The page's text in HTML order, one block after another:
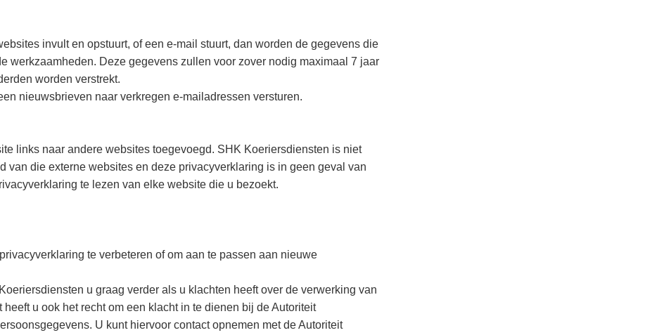
invult en opstuurt, of een e-mail stuurt, dan worden de gegevens die
werkzaamheden. Deze gegevens zullen voor zover nodig maximaal 7 jaar
worden verstrekt.
nieuwsbrieven naar verkregen e-mailadressen versturen.
links naar andere websites toegevoegd. SHK Koeriersdiensten is niet
van die externe websites en deze privacyverklaring is in geen geval van
te lezen van elke website die u bezoekt.
te verbeteren of om aan te passen aan nieuwe
u graag verder als u klachten heeft over de verwerking van
u ook het recht om een klacht in te dienen bij de Autoriteit
U kunt hiervoor contact opnemen met de Autoriteit